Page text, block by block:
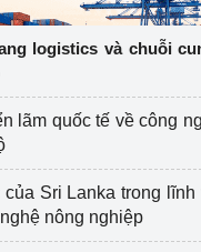
logistics và chuỗi
lãm quốc tế về công
Sri Lanka trong
nông nghiệp